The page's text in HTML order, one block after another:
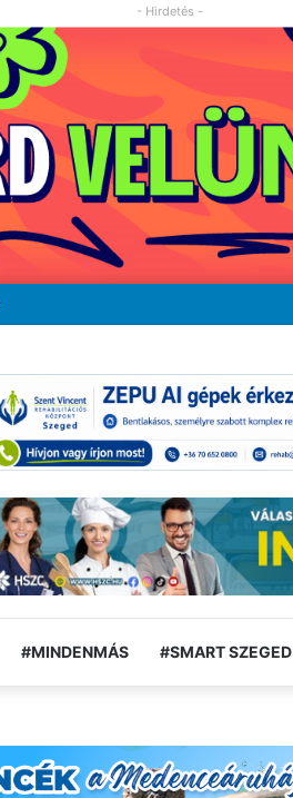
- Hirdetés -
#MINDENMÁS #SMART SZEGED